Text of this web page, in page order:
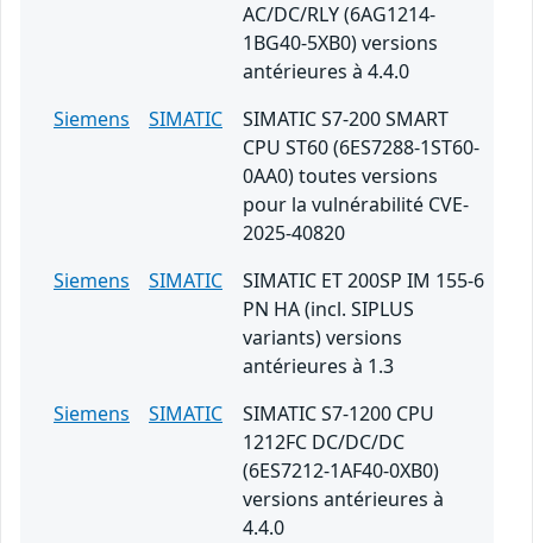
AC/DC/RLY (6AG1214-
1BG40-5XB0) versions
antérieures à 4.4.0
Siemens
SIMATIC
SIMATIC S7-200 SMART
CPU ST60 (6ES7288-1ST60-
0AA0) toutes versions
pour la vulnérabilité CVE-
2025-40820
Siemens
SIMATIC
SIMATIC ET 200SP IM 155-6
PN HA (incl. SIPLUS
variants) versions
antérieures à 1.3
Siemens
SIMATIC
SIMATIC S7-1200 CPU
1212FC DC/DC/DC
(6ES7212-1AF40-0XB0)
versions antérieures à
4.4.0